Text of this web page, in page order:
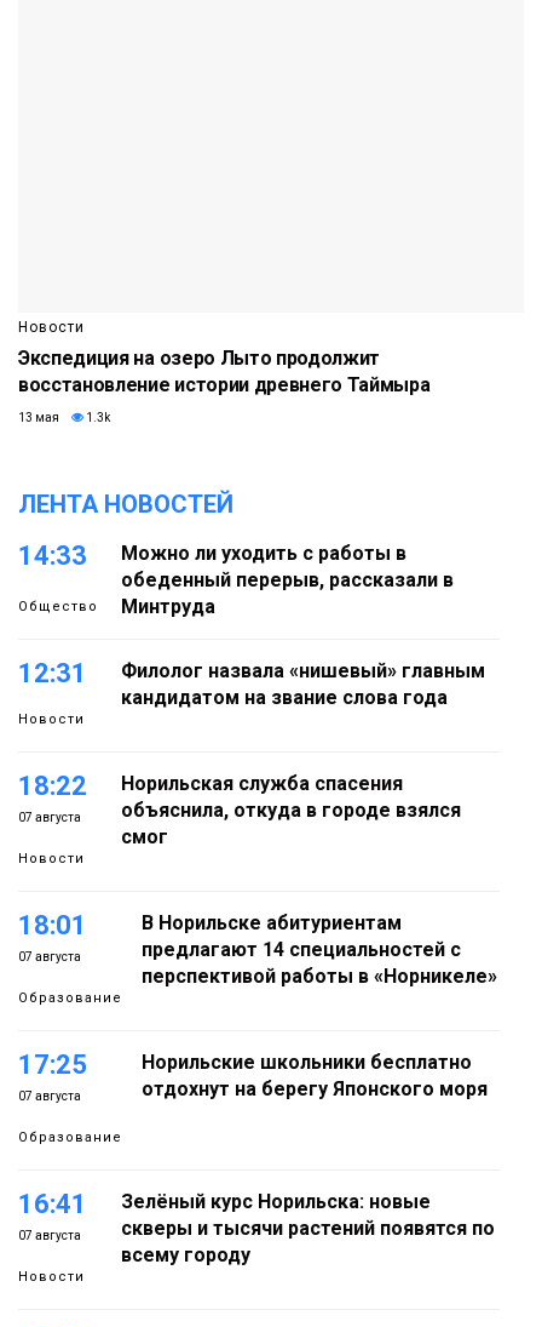
Новости
Экспедиция на озеро Лыто продолжит
восстановление истории древнего Таймыра
13 мая 1.3k
ЛЕНТА НОВОСТЕЙ
14:33
Общество
Можно ли уходить с работы в
обеденный перерыв, рассказали в
Минтруда
12:31
Новости
Филолог назвала «нишевый» главным
кандидатом на звание слова года
18:22
07 августа
Новости
Норильская служба спасения
объяснила, откуда в городе взялся
смог
18:01
07 августа
Образование
В Норильске абитуриентам
предлагают 14 специальностей с
перспективой работы в «Норникеле»
17:25
07 августа
Образование
Норильские школьники бесплатно
отдохнут на берегу Японского моря
16:41
07 августа
Новости
Зелёный курс Норильска: новые
скверы и тысячи растений появятся по
всему городу